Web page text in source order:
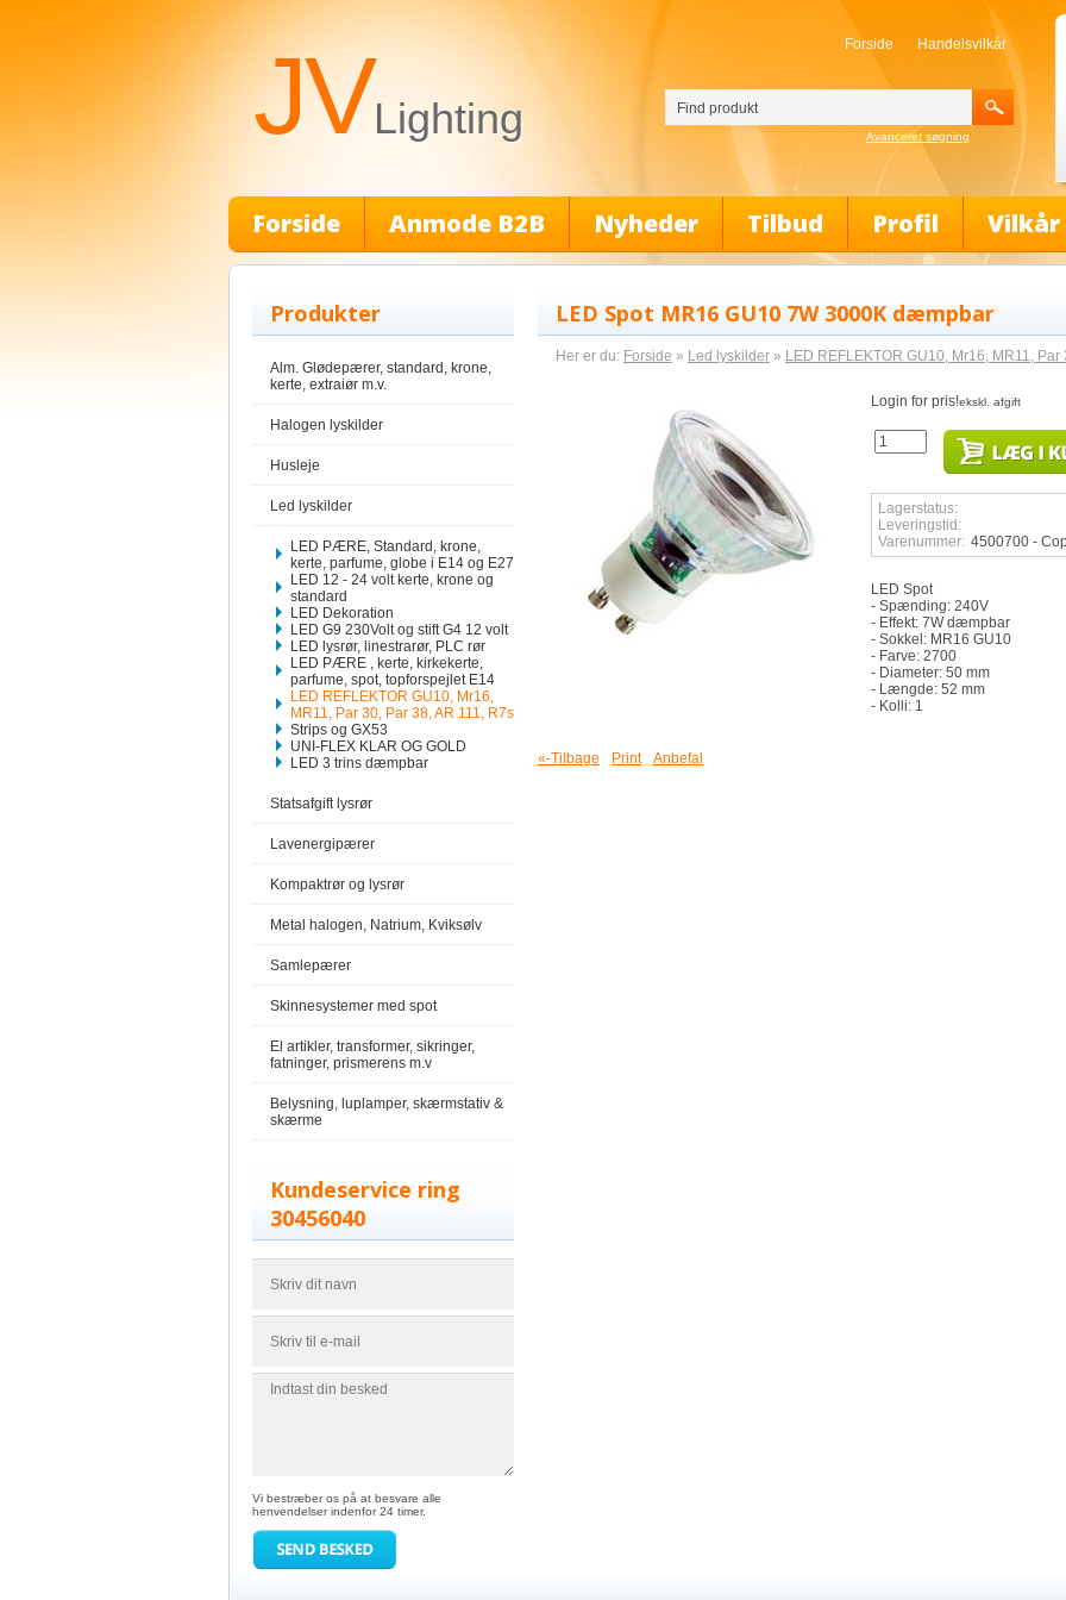
Avanceret søgning
Forside Handelsvilkår
JVLighting
Forside Anmode B2B Nyheder Tilbud Profil Vilkår
Produkter
Alm. Glødepærer, standard, krone,
kerte, extraiør m.v.
Halogen lyskilder
Husleje
Led lyskilder
LED PÆRE, Standard, krone,
kerte, parfume, globe i E14 og E27
LED 12 - 24 volt kerte, krone og
standard
LED Dekoration
LED G9 230Volt og stift G4 12 volt
LED lysrør, linestrarør, PLC rør
LED PÆRE , kerte, kirkekerte,
parfume, spot, topforspejlet E14
LED REFLEKTOR GU10, Mr16,
MR11, Par 30, Par 38, AR 111, R7s
Strips og GX53
UNI-FLEX KLAR OG GOLD
LED 3 trins dæmpbar
Statsafgift lysrør
Lavenergipærer
Kompaktrør og lysrør
Metal halogen, Natrium, Kviksølv
Samlepærer
Skinnesystemer med spot
El artikler, transformer, sikringer,
fatninger, prismerens m.v
Belysning, luplamper, skærmstativ &
skærme
Kundeservice ring
30456040
Vi bestræber os på at besvare alle
henvendelser indenfor 24 timer.
LED Spot MR16 GU10 7W 3000K dæmpbar
Her er du: Forside » Led lyskilder » LED REFLEKTOR GU10, Mr16, MR11, Par
Login for pris!ekskl. afgift
Lagerstatus:
Leveringstid:
Varenummer: 4500700 -
LED Spot
- Spænding: 240V
- Effekt: 7W dæmpbar
- Sokkel: MR16 GU10
- Farve: 2700
- Diameter: 50 mm
- Længde: 52 mm
- Kolli: 1
«-Tilbage Print Anbefal